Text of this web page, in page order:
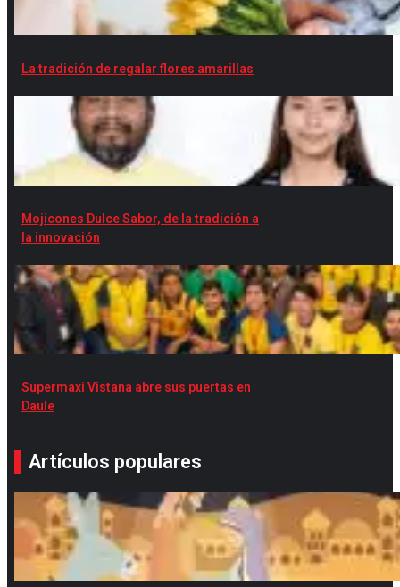
La tradición de regalar flores amarillas
Mojicones Dulce Sabor, de la tradición a
la innovación
Supermaxi Vistana abre sus puertas en
Daule
Artículos populares